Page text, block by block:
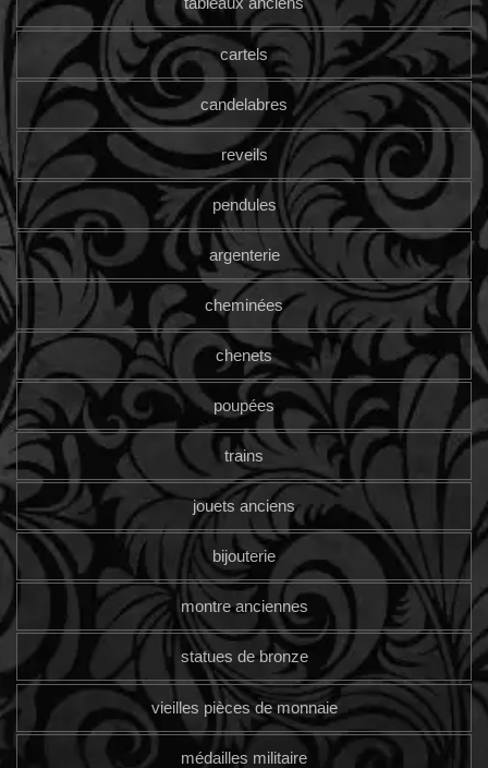
cartels
candelabres
reveils
pendules
argenterie
cheminées
chenets
poupées
trains
jouets anciens
bijouterie
montre anciennes
statues de bronze
vieilles pièces de monnaie
médailles militaire